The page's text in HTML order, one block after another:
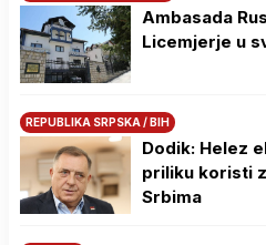
Ambasada
Licemjerje u
REPUBLIKA SRPSKA / BIH
Dodik: Helez
priliku koristi
Srbima